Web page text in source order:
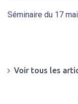
Séminaire du 17
Voir tous les